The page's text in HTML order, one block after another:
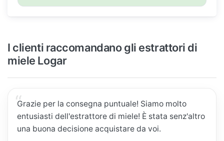
I clienti raccomandano gli estrattori di
miele Logar
Grazie per la consegna puntuale! Siamo molto
entusiasti dell'estrattore di miele! È stata senz'altro
una buona decisione acquistare da voi.